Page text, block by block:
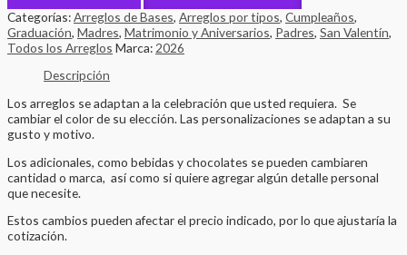
Categorías:Arreglos de Bases, Arreglos por tipos, Cumpleaños,
Graduación, Madres, Matrimonio y Aniversarios, Padres, San Valentín,
Todos los Arreglos Marca: 2026
Descripción
Los arreglos se adaptan a la celebración que usted requiera. Se
cambiar el color de su elección. Las personalizaciones se adaptan a su
gusto y motivo.
Los adicionales, como bebidas y chocolates se pueden cambiaren
cantidad o marca, así como si quiere agregar algún detalle personal
que necesite.
Estos cambios pueden afectar el precio indicado, por lo que ajustaría la
cotización.